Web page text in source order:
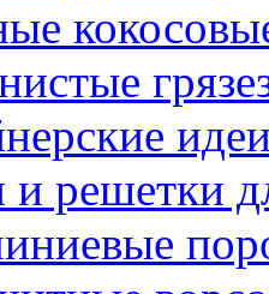
и решетки